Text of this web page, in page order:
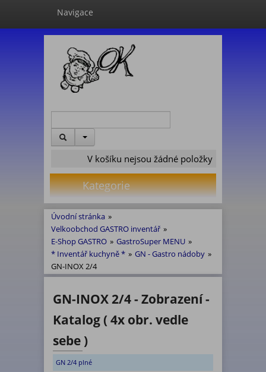
Navigace
V košíku nejsou žádné položky
Kategorie
Úvodní stránka »
Velkoobchod GASTRO inventář »
E-Shop GASTRO » GastroSuper MENU »
* Inventář kuchyně * » GN - Gastro nádoby »
GN-INOX 2/4
GN-INOX 2/4 - Zobrazení -
Katalog ( 4x obr. vedle
sebe )
GN 2/4 plné